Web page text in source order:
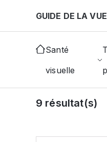
GUIDE DE LA VUE
Santé
visuelle
Accueil Choisir
9 résultat(s)